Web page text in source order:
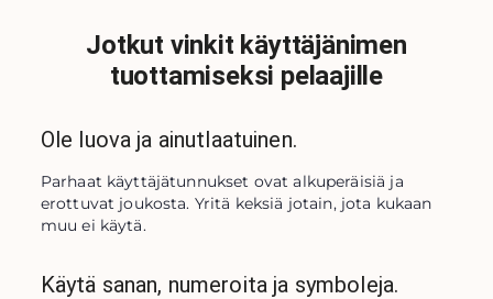
Jotkut vinkit käyttäjänimen
tuottamiseksi pelaajille
Ole luova ja ainutlaatuinen.
Parhaat käyttäjätunnukset ovat alkuperäisiä ja
erottuvat joukosta. Yritä keksiä jotain, jota kukaan
muu ei käytä.
Käytä sanan, numeroita ja symboleja.